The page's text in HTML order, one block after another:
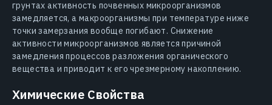
грунтах активность почвенных микроорганизмов
замедляется, а макроорганизмы при температуре ниже
точки замерзания вообще погибают. Снижение
активности микроорганизмов является причиной
замедления процессов разложения органического
вещества и приводит к его чрезмерному накоплению.
Химические Свойства